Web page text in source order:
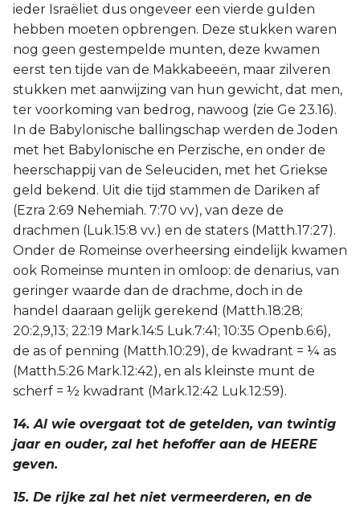
ieder Israëliet dus ongeveer een vierde gulden
hebben moeten opbrengen. Deze stukken waren
nog geen gestempelde munten, deze kwamen
eerst ten tijde van de Makkabeeën, maar zilveren
stukken met aanwijzing van hun gewicht, dat men,
ter voorkoming van bedrog, nawoog (zie Ge 23.16).
In de Babylonische ballingschap werden de Joden
met het Babylonische en Perzische, en onder de
heerschappij van de Seleuciden, met het Griekse
geld bekend. Uit die tijd stammen de Dariken af
(Ezra 2:69 Nehemiah. 7:70 vv), van deze de
drachmen (Luk.15:8 vv.) en de staters (Matth.17:27).
Onder de Romeinse overheersing eindelijk kwamen
ook Romeinse munten in omloop: de denarius, van
geringer waarde dan de drachme, doch in de
handel daaraan gelijk gerekend (Matth.18:28;
20:2,9,13; 22:19 Mark.14:5 Luk.7:41; 10:35 Openb.6:6),
de as of penning (Matth.10:29), de kwadrant = ¼ as
(Matth.5:26 Mark.12:42), en als kleinste munt de
scherf = ½ kwadrant (Mark.12:42 Luk.12:59).
14. Al wie overgaat tot de getelden, van twintig
jaar en ouder, zal het hefoffer aan de HEERE
geven.
15. De rijke zal het niet vermeerderen, en de